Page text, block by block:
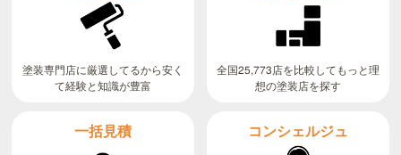
塗装専門店に厳選してるから安く
て経験と知識が豊富
全国25,773店を比較してもっと理
想の塗装店を探す
一括見積 コンシェルジュ